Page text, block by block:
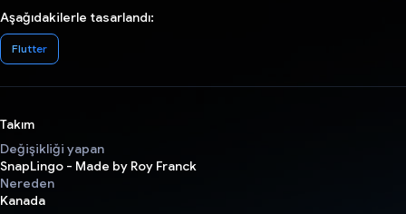
Aşağıdakilerle tasarlandı:
Flutter
Takım
Değişikliği yapan
SnapLingo - Made by Roy Franck
Nereden
Kanada